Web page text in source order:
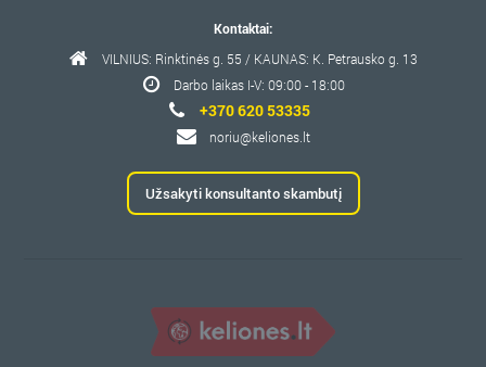
Kontaktai:
VILNIUS: Rinktinės g. 55 / KAUNAS: K. Petrausko g. 13
Darbo laikas I-V: 09:00 - 18:00
+370 620 53335
noriu@keliones.lt
Užsakyti konsultanto skambutį